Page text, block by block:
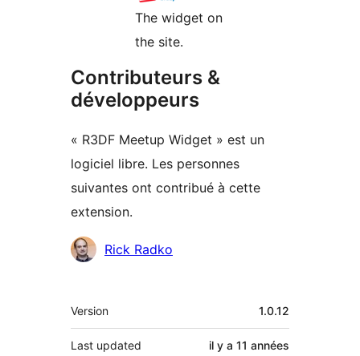
The widget on
the site.
Contributeurs &
développeurs
« R3DF Meetup Widget » est un
logiciel libre. Les personnes
suivantes ont contribué à cette
extension.
Contributeurs
Rick Radko
Méta
Version 1.0.12
Last updated il y a 11 années